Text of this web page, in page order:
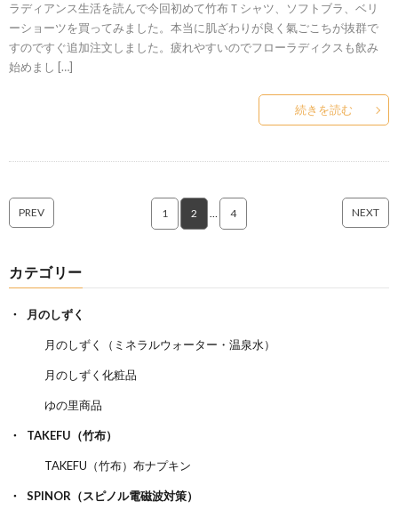
ラディアンス生活を読んで今回初めて竹布Ｔシャツ、ソフトブラ、ベリ
ーショーツを買ってみました。本当に肌ざわりが良く氣ごこちが抜群で
すのですぐ追加注文しました。疲れやすいのでフローラディクスも飲み
始めまし […]
続きを読む
PREV 1 2 … 4 NEXT
カテゴリー
月のしずく
月のしずく（ミネラルウォーター・温泉水）
月のしずく化粧品
ゆの里商品
TAKEFU（竹布）
TAKEFU（竹布）布ナプキン
SPINOR（スピノル電磁波対策）